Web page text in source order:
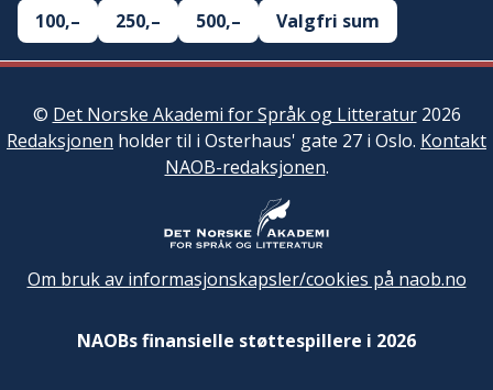
100,–
250,– 500,– Valgfri sum
© Det Norske Akademi for Språk og Litteratur2026
Redaksjonen holder til i Osterhaus' gate 27 i Oslo. Kontakt
NAOB-redaksjonen.
Om bruk av informasjonskapsler/cookies på naob.no
NAOBs finansielle støttespillere i 2026